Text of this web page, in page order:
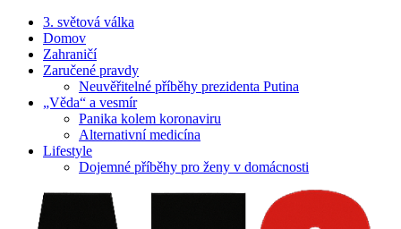
3. světová válka
Domov
Zahraničí
Zaručené pravdy
Neuvěřitelné příběhy prezidenta Putina
„Věda“ a vesmír
Panika kolem koronaviru
Alternativní medicína
Lifestyle
Dojemné příběhy pro ženy v domácnosti